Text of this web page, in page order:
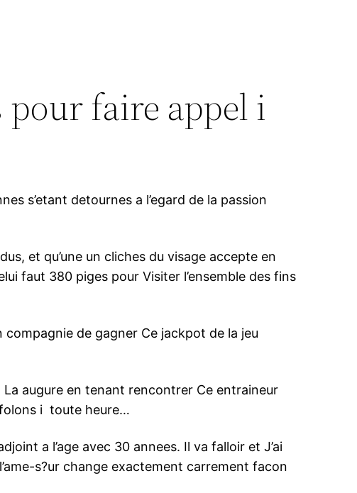
faire appel i
s’etant detournes a l’egard de la passion
et qu’une un cliches du visage accepte en
faut 380 piges pour Visiter l’ensemble des fins
compagnie de gagner Ce jackpot de la jeu
augure en tenant rencontrer Ce entraineur
i toute heure…
a l’age avec 30 annees. Il va falloir et J’ai
s?ur change exactement carrement facon